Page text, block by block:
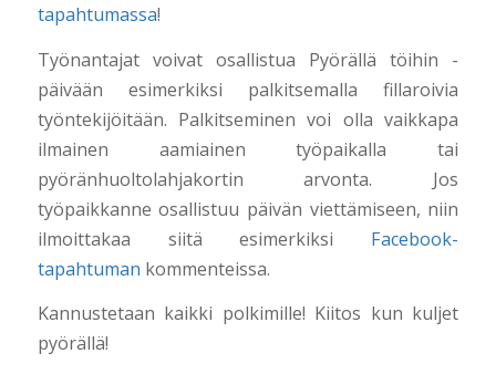
tapahtumassa!
Työnantajat voivat osallistua Pyörällä töihin -
päivään esimerkiksi palkitsemalla fillaroivia
työntekijöitään. Palkitseminen voi olla vaikkapa
ilmainen aamiainen työpaikalla tai
pyöränhuoltolahjakortin arvonta. Jos
työpaikkanne osallistuu päivän viettämiseen, niin
ilmoittakaa siitä esimerkiksi Facebook-
tapahtuman kommenteissa.
Kannustetaan kaikki polkimille! Kiitos kun kuljet
pyörällä!